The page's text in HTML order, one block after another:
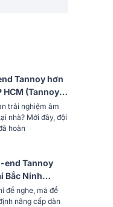
balance
0,2dB, line
output)
Tannoy hơn
HCM (Tannoy
Ultra)
trải nghiệm âm
nhà? Mới đây, đội
hoàn
end Tannoy
Bắc Ninh
để nghe, mà để
nâng cấp dàn